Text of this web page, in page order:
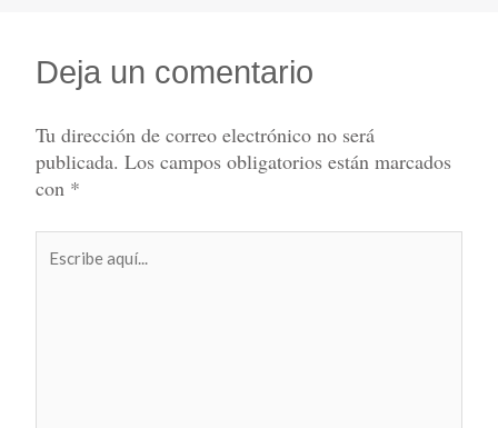
Deja un comentario
Tu dirección de correo electrónico no será
publicada. Los campos obligatorios están marcados
con *
aquí...